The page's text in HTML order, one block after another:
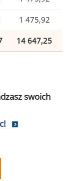
1 475,92
14 647,25
swoich